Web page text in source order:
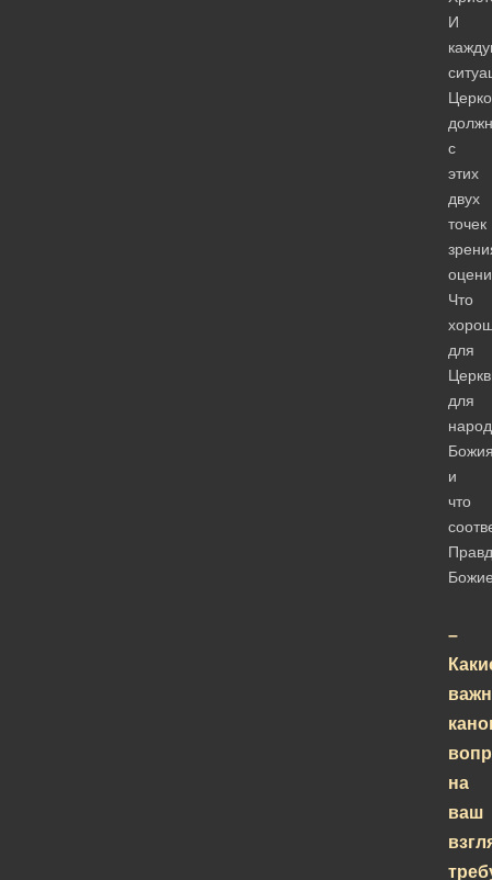
И
с
этих
двух
точек
Что
для
для
и
что
–
на
ваш